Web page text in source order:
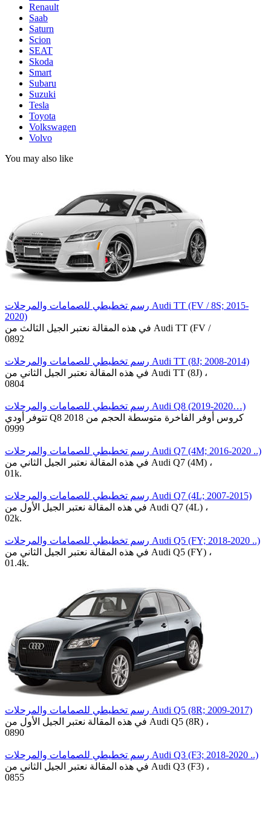
Renault
Saab
Saturn
Scion
SEAT
Skoda
Smart
Subaru
Suzuki
Tesla
Toyota
Volkswagen
Volvo
You may also like
رسم تخطيطي للصمامات والمرحلات Audi TT (FV / 8S; 2015-
2020)
في هذه المقالة نعتبر الجيل الثالث من Audi TT (FV /
0892
رسم تخطيطي للصمامات والمرحلات Audi TT (8J; 2008-2014)
في هذه المقالة نعتبر الجيل الثاني من Audi TT (8J) ،
0804
رسم تخطيطي للصمامات والمرحلات Audi Q8 (2019-2020…)
تتوفر أودي Q8 كروس أوفر الفاخرة متوسطة الحجم من 2018
0999
رسم تخطيطي للصمامات والمرحلات Audi Q7 (4M; 2016-2020 ..)
في هذه المقالة نعتبر الجيل الثاني من Audi Q7 (4M) ،
01k.
رسم تخطيطي للصمامات والمرحلات Audi Q7 (4L; 2007-2015)
في هذه المقالة نعتبر الجيل الأول من Audi Q7 (4L) ،
02k.
رسم تخطيطي للصمامات والمرحلات Audi Q5 (FY; 2018-2020 ..)
في هذه المقالة نعتبر الجيل الثاني من Audi Q5 (FY) ،
01.4k.
رسم تخطيطي للصمامات والمرحلات Audi Q5 (8R; 2009-2017)
في هذه المقالة نعتبر الجيل الأول من Audi Q5 (8R) ،
0890
رسم تخطيطي للصمامات والمرحلات Audi Q3 (F3; 2018-2020 ..)
في هذه المقالة نعتبر الجيل الثاني من Audi Q3 (F3) ،
0855